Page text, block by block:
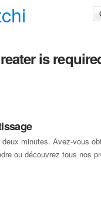
is
minutes. Avez-vous
ou découvrez tous nos